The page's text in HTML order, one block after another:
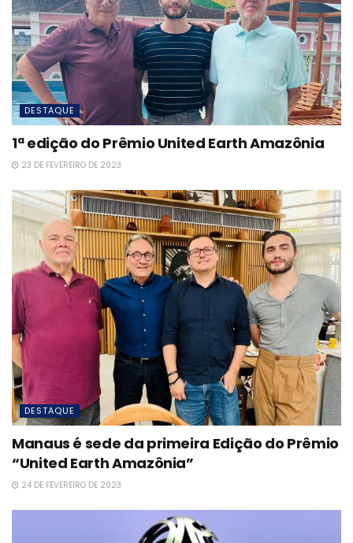
DESTAQUE
1ª edição do Prêmio United Earth Amazônia
23 DE FEVEREIRO DE 2023
DESTAQUE
Manaus é sede da primeira Edição do Prêmio
“United Earth Amazônia”
24 DE FEVEREIRO DE 2023